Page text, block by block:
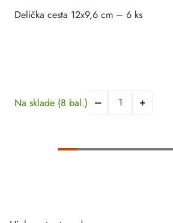
Delička cesta 12x9,6 cm – 6 ks
Na sklade (8 bal.)